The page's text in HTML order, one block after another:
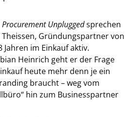
Procurement Unpluggedsprechen
Gründungspartner von
Jahren im Einkauf aktiv.
Heinrich geht er der Frage
heute mehr denn je ein
braucht – weg vom
hin zum Businesspartner